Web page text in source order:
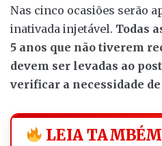
Nas cinco ocasiões serão
inativada injetável. Todas
5 anos que não tiverem
devem ser levadas ao
verificar a necessidade
LEIA TAMBÉM